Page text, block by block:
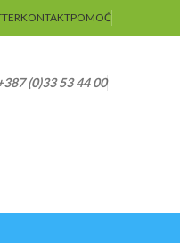
KONTAKTPOMOĆ
(0)33 53 44 00